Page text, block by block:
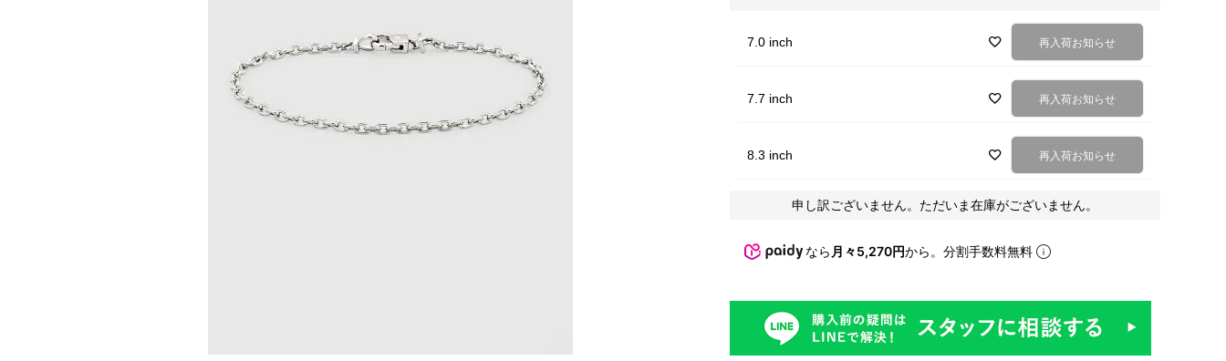
7.0 inch 再入荷お知らせ
7.7 inch 再入荷お知らせ
8.3 inch 再入荷お知らせ
申し訳ございません。ただいま在庫がございません。
なら 月々5,270円から。分割手数料無料